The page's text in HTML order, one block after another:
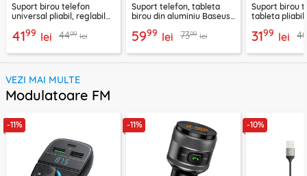
Suport birou telefon
universal pliabil, reglabil
negru
4199 lei 4499 lei
Suport telefon, tableta
birou din aluminiu Baseus,
5999 lei 7399 lei
Suport birou
tableta pliabil
3199 lei
VEZI MAI MULTE
Modulatoare FM
-11% -11% -10%